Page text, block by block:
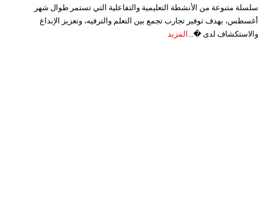
سلسلة متنوعة من الأنشطة التعليمية والتفاعلية التي تستمر طوال شهر
أغسطس، بهدف توفير تجارب تجمع بين التعلم والترفيه، وتعزيز الإبداع
والاستكشاف لدى �... المزيد